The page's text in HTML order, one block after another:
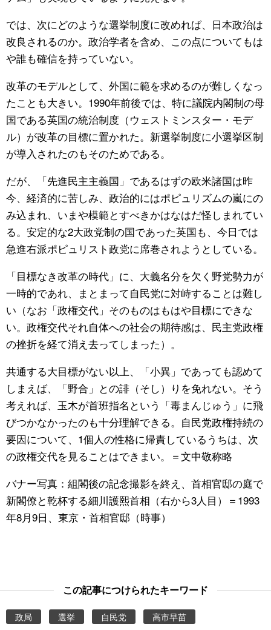
では、次にどのような選挙制度に改めれば、日本政治は
改良されるのか。政治学者を含め、この点についてもは
や誰も確信を持っていない。
改革のモデルとして、外国に範を求めるのが難しくなっ
たことも大きい。1990年前後では、特に議院内閣制の母
国である英国の統治制度（ウェストミンスター・モデ
ル）が改革の目標に置かれた。新選挙制度に小選挙区制
が導入されたのもそのためである。
だが、「先進民主主義国」であるはずの欧米諸国は昨
今、経済的に苦しみ、政治的にはポピュリズムの嵐にの
み込まれ、いまや模範とすべきかはなはだ怪しまれてい
る。安定的な2大政党制の国であった英国も、今日では
急進右派ポピュリスト政党に席巻されようとしている。
「目標なき改革の時代」に、大義名分を欠く野党勢力が
一時的であれ、まとまって自民党に対峙することは難し
い（なお「政権交代」そのものはもはや目標にできな
い。政権交代それ自体への社会の期待感は、民主党政権
の挫折を経て消え去ってしまった）。
共通する大目標がない以上、「小異」であっても認めて
しまえば、「野合」との誹（そし）りを免れない。そう
考えれば、玉木が首班指名という「毒まんじゅう」に飛
びつかなかったのも十分理解できる。自民党政権持続の
要因について、1個人の性格に帰責しているうちは、次
の政権交代を見ることはできまい。＝文中敬称略
バナー写真：組閣後の記念撮影を終え、首相官邸の庭で
新閣僚と乾杯する細川護熙首相（右から3人目）＝1993
年8月9日、東京・首相官邸（時事）
この記事につけられたキーワード
政局 選挙 自民党
高市早苗